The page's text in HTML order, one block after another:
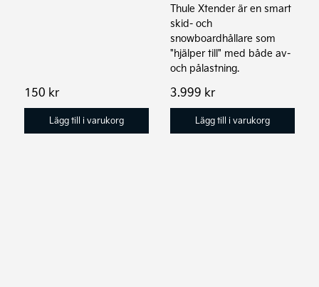
150 kr
Lägg till i varukorg
Thule Xtender är en smart
skid- och
snowboardhållare som
"hjälper till" med både av-
och pålastning.
3.999 kr
Lägg till i varukorg